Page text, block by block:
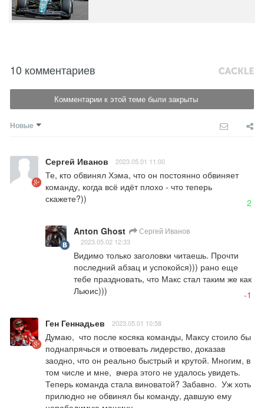
10 комментариев
Комментарии к этой теме были закрыты
Новые
Сергей Иванов 2023.05.01 11:00
Те, кто обвинял Хэма, что он постоянно обвиняет
команду, когда всё идёт плохо - что теперь
скажете?))
2
Anton Ghost Сергей Иванов
2023.05.02 12:33
Видимо только заголовки читаешь. Прочти
последний абзац и успокойся))) рано еще
тебе праздновать, что Макс стал таким же как
Льюис)))
-1
Ген Геннадьев 2023.05.01 10:58
Думаю,  что после косяка команды, Максу стоило бы
поднапрячься и отвоевать лидерство, доказав
заодно, что он реально быстрый и крутой. Многим, в
том числе и мне,  вчера этого не удалось увидеть.
Теперь команда стала виноватой? Забавно.  Уж хоть
прилюдно не обвинял бы команду, давшую ему